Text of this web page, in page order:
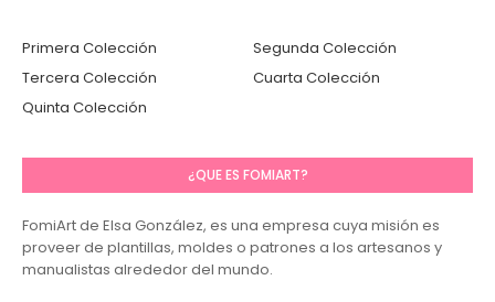
Primera Colección
Segunda Colección
Tercera Colección
Cuarta Colección
Quinta Colección
¿QUE ES FOMIART?
FomiArt de Elsa González, es una empresa cuya misión es
proveer de plantillas, moldes o patrones a los artesanos y
manualistas alrededor del mundo.